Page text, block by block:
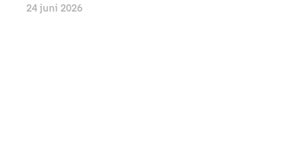
24 juni 2026